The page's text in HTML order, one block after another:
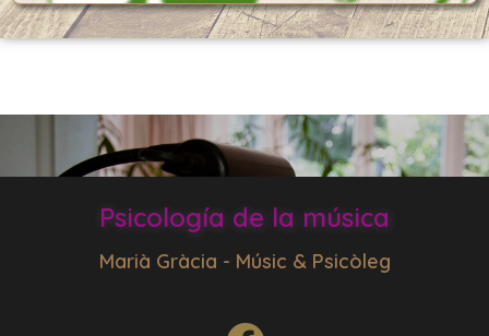
Psicología de la música
Marià Gràcia - Músic & Psicòleg